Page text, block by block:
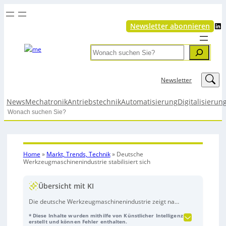
Newsletter abonnieren LinkedIn
Search
Newsletter LinkedIn
NewsMechatronikAntriebstechnikAutomatisierung
Search
Home » Markt, Trends, Technik» Deutsche
Werkzeugmaschinenindustrie stabilisiert sich
Übersicht mit KI
Die deutsche Werkzeugmaschinenindustrie zeigt nach
Stabilisierungstendenzen, bleibt 2025 beim
* Diese Inhalte wurden mithilfe von Künstlicher Intelligenz
erstellt und können Fehler enthalten.